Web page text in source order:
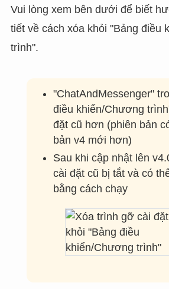
Vui lòng xem bên dưới để biết
tiết về cách xóa khỏi "Bảng điều
trình".
"ChatAndMessenger"
điều khiển/Chương
đặt cũ hơn (phiên bản
bản v4 mới hơn)
Sau khi cập nhật lên
cài đặt cũ bị tắt và có
bằng cách chạy